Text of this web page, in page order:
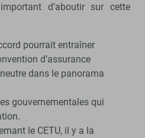
d’aboutir sur cette
pourrait entraîner
d’assurance
dans le panorama
gouvernementales qui
le CETU, il y a la